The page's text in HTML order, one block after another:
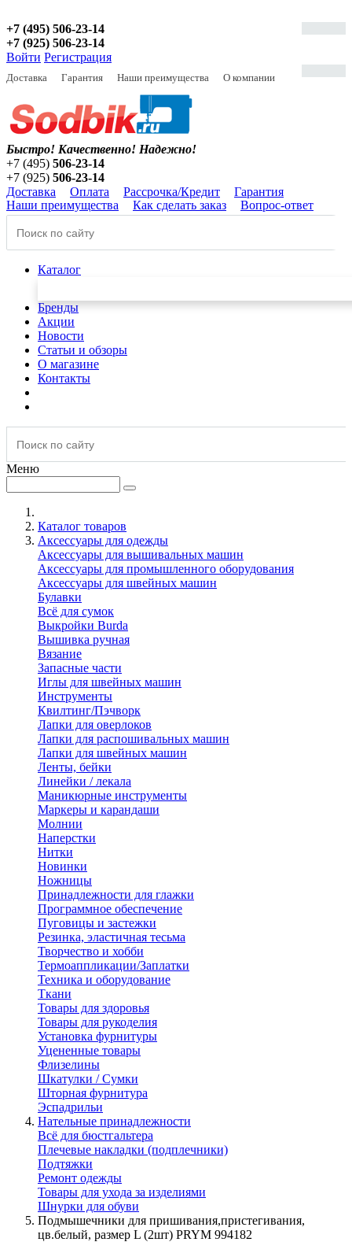
+7 (495) 506-23-14
+7 (925) 506-23-14
Войти Регистрация
Доставка Гарантия Наши преимущества О компании
Быстро! Качественно! Надежно!
+7 (495) 506-23-14
+7 (925) 506-23-14
Доставка
Оплата Рассрочка/Кредит
Гарантия
Наши преимущества
Как сделать заказ Вопрос-ответ
Каталог
Бренды
Акции
Новости
Статьи и обзоры
О магазине
Контакты
Меню
Каталог товаров
Аксессуары для одежды
Аксессуары для вышивальных машин
Аксессуары для промышленного оборудования
Аксессуары для швейных машин
Булавки
Всё для сумок
Выкройки Burda
Вышивка ручная
Вязание
Запасные части
Иглы для швейных машин
Инструменты
Квилтинг/Пэчворк
Лапки для оверлоков
Лапки для распошивальных машин
Лапки для швейных машин
Ленты, бейки
Линейки / лекала
Маникюрные инструменты
Маркеры и карандаши
Молнии
Наперстки
Нитки
Новинки
Ножницы
Принадлежности для глажки
Программное обеспечение
Пуговицы и застежки
Резинка, эластичная тесьма
Творчество и хобби
Термоаппликации/Заплатки
Техника и оборудование
Ткани
Товары для здоровья
Товары для рукоделия
Установка фурнитуры
Уцененные товары
Флизелины
Шкатулки / Сумки
Шторная фурнитура
Эспадрильи
Нательные принадлежности
Всё для бюстгальтера
Плечевые накладки (подплечники)
Подтяжки
Ремонт одежды
Товары для ухода за изделиями
Шнурки для обуви
Подмышечники для пришивания,пристегивания,
цв.белый, размер L (2шт) PRYM 994182